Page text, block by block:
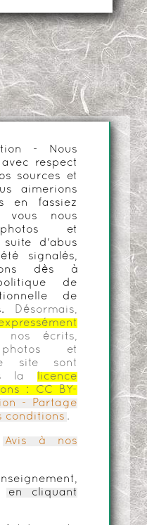
- Nous
respect
sources et
aimerions
en fassiez
vous nous
et
suite d'abus
signalés,
dès à
de
de
Désormais,
nos écrits,
photos et
site sont
la
licence
:
CC BY-
- Partage
conditions .
Avis à nos
en cliquant